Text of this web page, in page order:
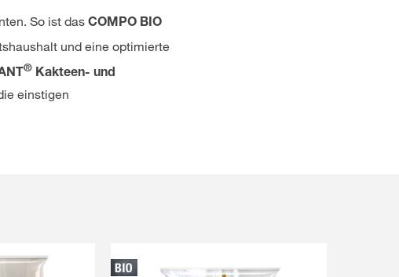
So ist das COMPO BIO
und eine optimierte
® Kakteen- und
einstigen